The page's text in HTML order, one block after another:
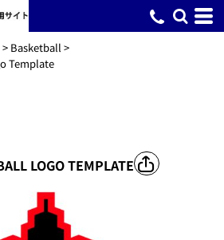
> Basketball >
Template
LOGO TEMPLATE